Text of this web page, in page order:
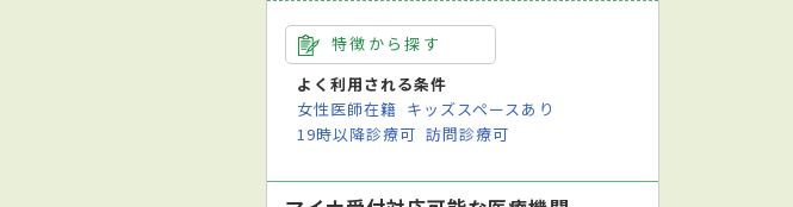
特徴から探す
よく利用される条件
女性医師在籍 キッズスペースあり
19時以降診療可 訪問診療可